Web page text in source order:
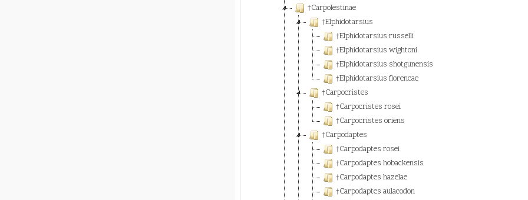
†Carpolestinae
†Elphidotarsius
†Elphidotarsius russelli
†Elphidotarsius wightoni
†Elphidotarsius shotgunensis
†Elphidotarsius florencae
†Carpocristes
†Carpocristes rosei
†Carpocristes oriens
†Carpodaptes
†Carpodaptes rosei
†Carpodaptes hobackensis
†Carpodaptes hazelae
†Carpodaptes aulacodon